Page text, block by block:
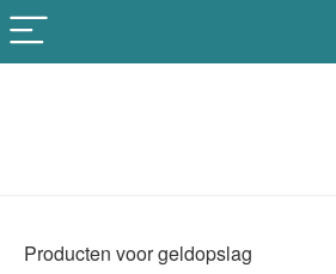
Producten voor geldopslag